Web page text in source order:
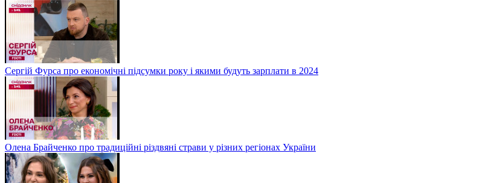
Сергій Фурса про економічні підсумки року і якими будуть зарплати в 2024
Олена Брайченко про традиційні різдвяні страви у різних регіонах України